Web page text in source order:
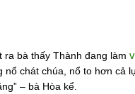
bà thấy Thành đang làm
nổ chát chúa, nổ to hơn cả
– bà Hòa kể.